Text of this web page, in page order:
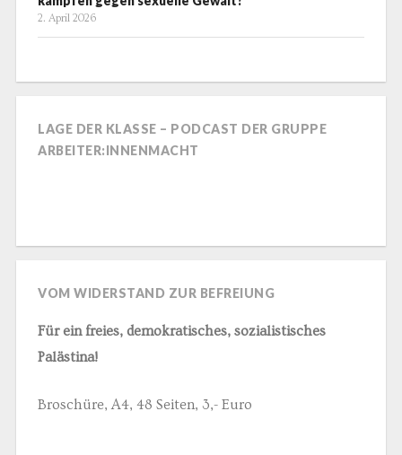
2. April 2026
LAGE DER KLASSE – PODCAST DER GRUPPE
ARBEITER:INNENMACHT
VOM WIDERSTAND ZUR BEFREIUNG
Für ein freies, demokratisches, sozialistisches
Palästina!
Broschüre, A4, 48 Seiten, 3,- Euro